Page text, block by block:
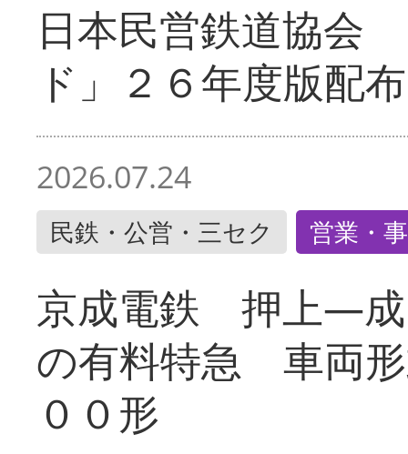
日本民営鉄道協会
ド」２６年度版配布
2026.07.24
民鉄・公営・三セク 営業・
京成電鉄 押上―成
の有料特急 車両
００形